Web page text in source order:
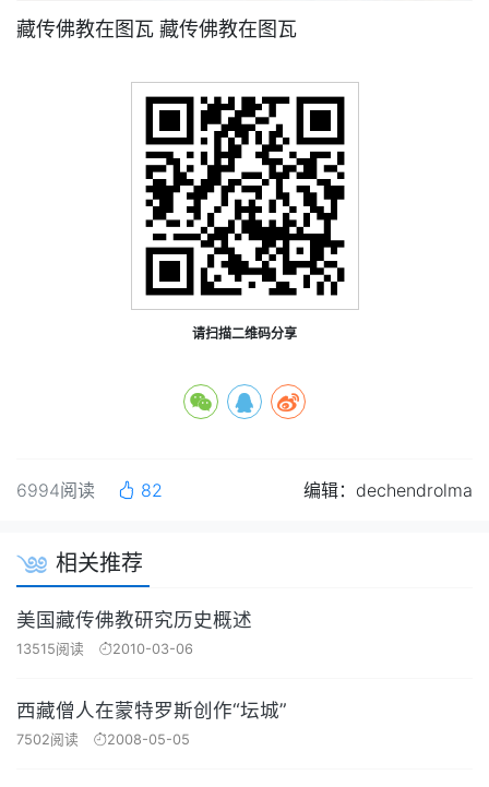
藏传佛教在图瓦 藏传佛教在图瓦
请扫描二维码分享
6994阅读 82 编辑：dechendrolma
相关推荐
美国藏传佛教研究历史概述
13515阅读 2010-03-06
西藏僧人在蒙特罗斯创作“坛城”
7502阅读 2008-05-05